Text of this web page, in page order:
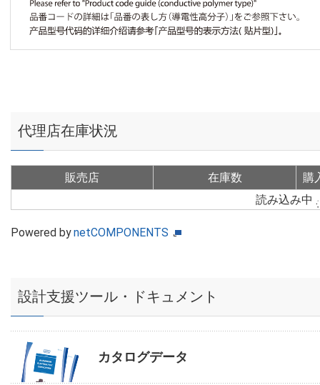
代理店在庫状況
販売店 在庫数
購
読み込み中
Powered bynetCOMPONENTS
設計支援ツール・ドキュメント
カタログデータ